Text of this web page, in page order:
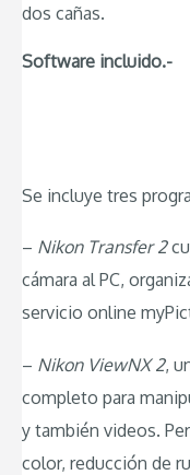
dos cañas.
Software incluido.-
Se incluye tres
– Nikon Transfer 2
cámara al PC,
servicio online
– Nikon ViewNX 2,
completo para
y también videos.
color, reducción de